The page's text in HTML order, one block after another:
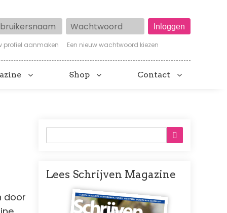
Wachtwoord
profiel aanmaken Een nieuw wachtwoord kiezen
Shop Contact
door
Lees Schrijven Magazine
Afbeelding